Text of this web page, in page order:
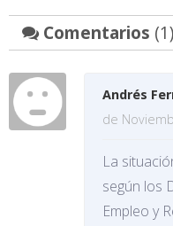
Comentarios (1)
Andrés
de
La
según los
Empleo y